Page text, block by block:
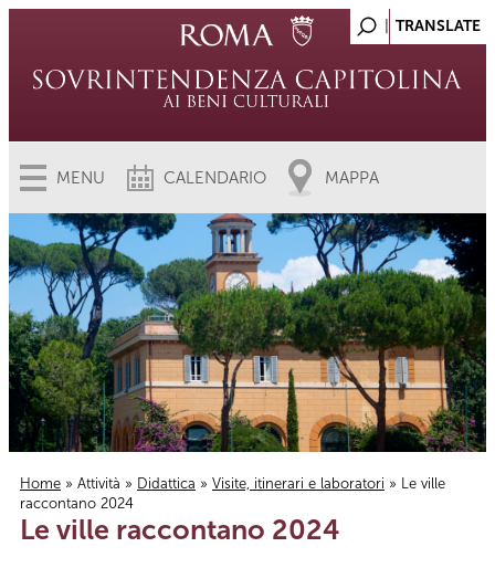
MENU CALENDARIO MAPPA
Tu sei qui
Home » Attività » Didattica » Visite, itinerari e laboratori » Le ville
raccontano 2024
Le ville raccontano 2024